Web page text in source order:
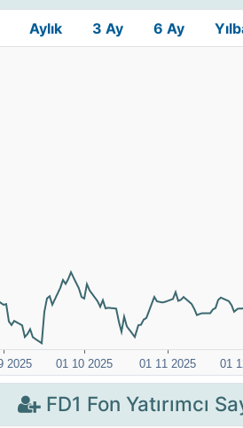
Aylık 3 Ay 6 Ay
FD1 Fon Yatırımcı